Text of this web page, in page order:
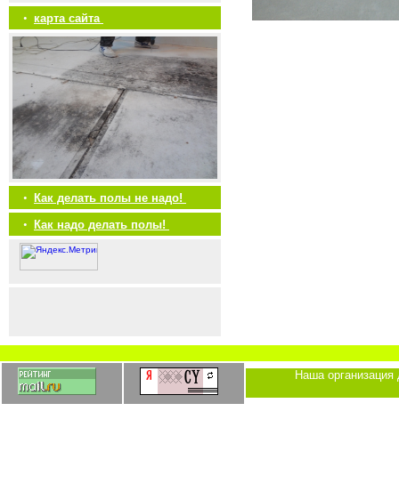
• карта сайта
•
Как делать полы не надо!
•
Как надо делать полы!
Наша